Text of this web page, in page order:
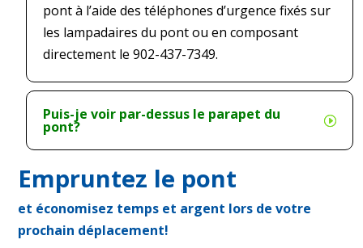
pont à l’aide des téléphones d’urgence fixés sur
les lampadaires du pont ou en composant
directement le 902-437-7349.
Puis-je voir par-dessus le parapet du
pont?
Empruntez le pont
et économisez temps et argent lors de votre
prochain déplacement!